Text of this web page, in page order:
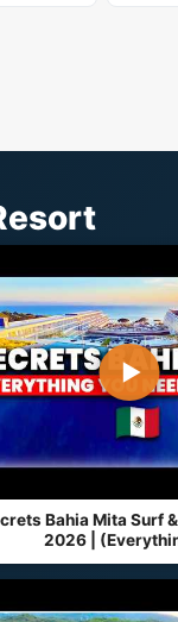
▶
Bahia Mita Surf
2026 |